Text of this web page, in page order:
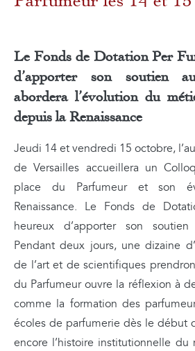
Le Fonds de Dotation Per
d’apporter son soutien
abordera l’évolution du
depuis la Renaissance
Jeudi 14 et vendredi 15 octobre,
de Versailles accueillera un
place du Parfumeur et son
Renaissance. Le Fonds de
heureux d’apporter son
Pendant deux jours, une dizaine
de l’art et de scientifiques
du Parfumeur ouvre la réflexion à
comme la formation des
écoles de parfumerie dès le début
encore l’histoire institutionnelle du